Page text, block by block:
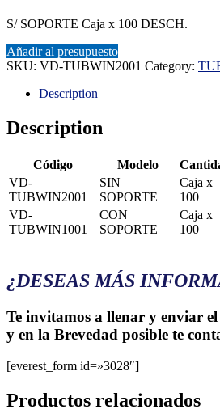
S/ SOPORTE Caja x 100 DESCH.
Añadir al presupuesto
SKU: VD-TUBWIN2001 Category:
Description
Description
Código Modelo
VD-
TUBWIN2001
SIN
SOPORTE
Caja x
100
VD-
TUBWIN1001
CON
SOPORTE
Caja x
100
¿DESEAS MÁS
Te invitamos a llenar y enviar
y en la Brevedad posible te
[everest_form id=»3028″]
Productos relacionados